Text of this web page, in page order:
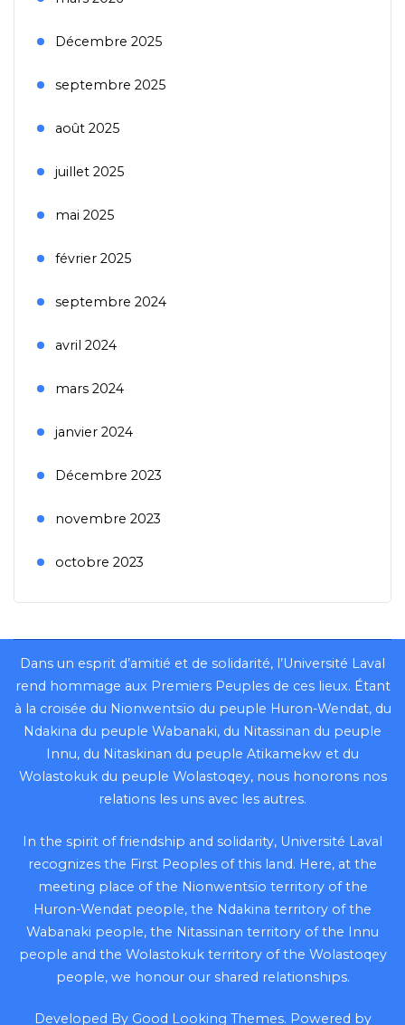
Décembre 2025
septembre 2025
août 2025
juillet 2025
mai 2025
février 2025
septembre 2024
avril 2024
mars 2024
janvier 2024
Décembre 2023
novembre 2023
octobre 2023
Dans un esprit d’amitié et de solidarité, l’Université Laval
rend hommage aux Premiers Peuples de ces lieux. Étant
à la croisée du Nionwentsïo du peuple Huron-Wendat, du
Ndakina du peuple Wabanaki, du Nitassinan du peuple
Innu, du Nitaskinan du peuple Atikamekw et du
Wolastokuk du peuple Wolastoqey, nous honorons nos
relations les uns avec les autres.
In the spirit of friendship and solidarity, Université Laval
recognizes the First Peoples of this land. Here, at the
meeting place of the Nionwentsïo territory of the
Huron-Wendat people, the Ndakina territory of the
Wabanaki people, the Nitassinan territory of the Innu
people and the Wolastokuk territory of the Wolastoqey
people, we honour our shared relationships.
Developed By Good Looking Themes. Powered by